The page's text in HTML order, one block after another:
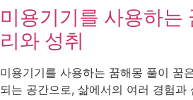
미용기기를 사용하는
리와 성취
미용기기를 사용하는 꿈해몽 풀이 꿈
되는 공간으로, 삶에서의 여러 경험과